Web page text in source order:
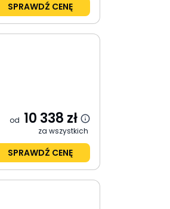
SPRAWDŹ CENĘ
od 10 338 zł
za wszystkich
SPRAWDŹ CENĘ